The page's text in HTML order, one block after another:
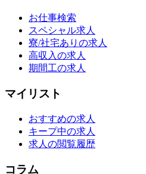
お仕事検索
スペシャル求人
寮/社宅ありの求人
高収入の求人
期間工の求人
マイリスト
おすすめの求人
キープ中の求人
求人の閲覧履歴
コラム